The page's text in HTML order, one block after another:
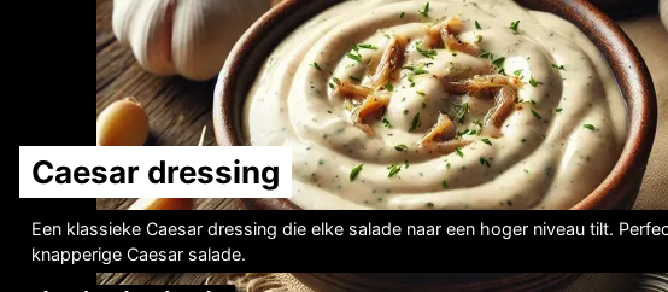
Caesar dressing
Een klassieke Caesar dressing die elke salade naar een hoger niveau tilt.
knapperige Caesar salade.